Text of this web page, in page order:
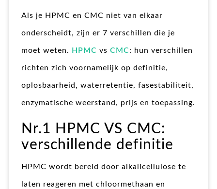
Als je HPMC en CMC niet van elkaar
onderscheidt, zijn er 7 verschillen die je
moet weten. HPMC vs CMC: hun verschillen
richten zich voornamelijk op definitie,
oplosbaarheid, waterretentie, fasestabiliteit,
enzymatische weerstand, prijs en toepassing.
Nr.1 HPMC VS CMC:
verschillende definitie
HPMC wordt bereid door alkalicellulose te
laten reageren met chloormethaan en